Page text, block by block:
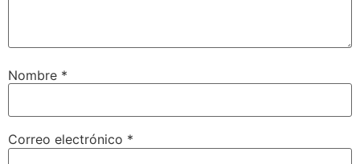
Nombre *
Correo electrónico *